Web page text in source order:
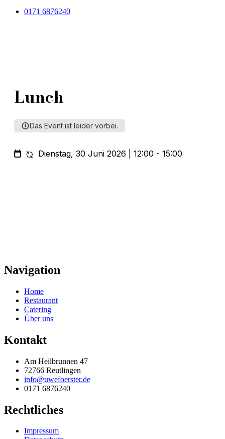
0171 6876240‬
Lunch
Das Event ist leider vorbei.
Dienstag, 30 Juni 2026 | 12:00 - 15:00
Navigation
Home
Restaurant
Catering
Über uns
Kontakt
Am Heilbrunnen 47
72766 Reutlingen
info@uwefoerster.de
0171 6876240
Rechtliches
Impressum